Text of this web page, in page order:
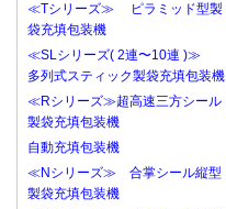
≪Tシリーズ≫ ピラミッド型製
袋充填包装機
≪SLシリーズ( 2連〜10連 )≫
多列式スティック製袋充填包装機
≪Rシリーズ≫超高速三方シール
製袋充填包装機
自動充填包装機
≪Nシリーズ≫ 合掌シール縦型
製袋充填包装機